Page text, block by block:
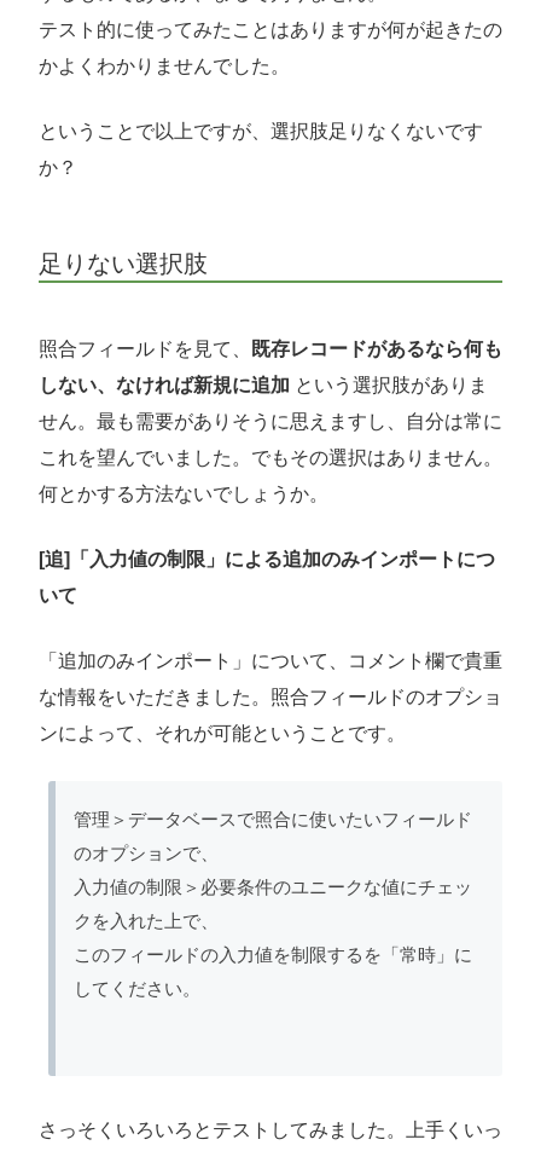
テスト的に使ってみたことはありますが何が起きたの
かよくわかりませんでした。
ということで以上ですが、選択肢足りなくないです
か？
足りない選択肢
照合フィールドを見て、
既存レコードがあるなら何も
しない、なければ新規に追加 という選択肢がありま
せん。最も需要がありそうに思えますし、自分は常に
これを望んでいました。でもその選択はありません。
何とかする方法ないでしょうか。
[追]「入力値の制限」による追加のみインポートにつ
いて
「追加のみインポート」について、コメント欄で貴重
な情報をいただきました。照合フィールドのオプショ
ンによって、それが可能ということです。
管理＞データベースで照合に使いたいフィールド
のオプションで、
入力値の制限＞必要条件のユニークな値にチェッ
クを入れた上で、
このフィールドの入力値を制限するを「常時」に
してください。
さっそくいろいろとテストしてみました。上手くいっ